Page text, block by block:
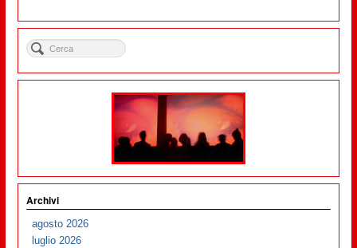
Archivi
agosto 2026
luglio 2026